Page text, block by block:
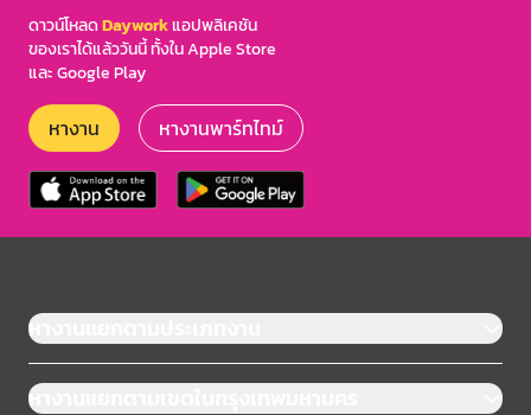
ดาวน์โหลดDayworkแอปพลิเคชัน
ของเราได้แล้ววันนี้ ทั้งใน Apple Store
และ Google Play
หางาน หางานพาร์ทไทม์
หางานแยกตามประเภทงาน
หางานแยกตามเขตในกรุงเทพมหานคร